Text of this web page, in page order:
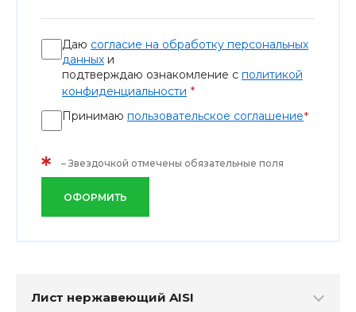
Лист нержавеющий AISI
Даю согласие на обработку персональных
данных и
подтверждаю ознакомление с политикой
конфиденциальности *
Принимаю пользовательское соглашение*
* – Звездочкой отмечены обязательные поля
ОФОРМИТЬ